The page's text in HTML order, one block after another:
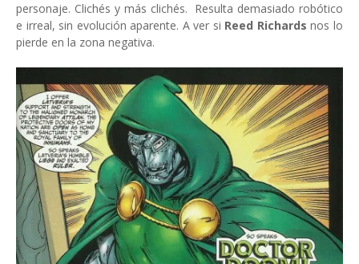
personaje. Clichés y más clichés. Resulta demasiado robótico
e irreal, sin evolución aparente. A ver si Reed Richards nos lo
pierde en la zona negativa.